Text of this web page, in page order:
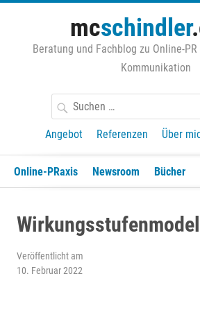
springen
mcschindler
Beratung und Fachblog zu Online-
Kommunikation
Suchen
nach:
Angebot
Referenzen Über
Online-PRaxis Newsroom Bücher
Veröffentlicht am
10. Februar 2022